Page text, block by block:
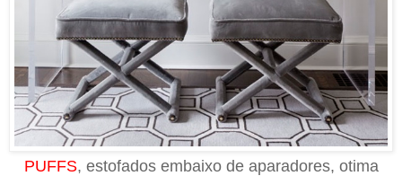
PUFFS, estofados embaixo de aparadores, otima